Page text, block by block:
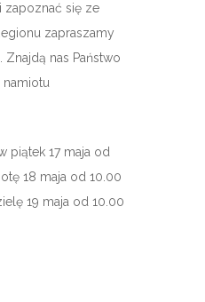
zapoznać się ze
zapraszamy
nas Państwo
piątek 17 maja od
18 maja od 10.00
19 maja od 10.00